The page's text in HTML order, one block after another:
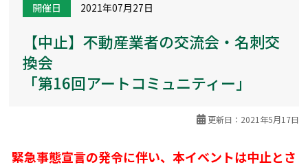
開催日 2021年07月27日
【中止】不動産業者の交流会・名刺交
換会
「第16回アートコミュニティー」
更新日：2021年5月17日
緊急事態宣言の発令に伴い、本イベントは中止とさ